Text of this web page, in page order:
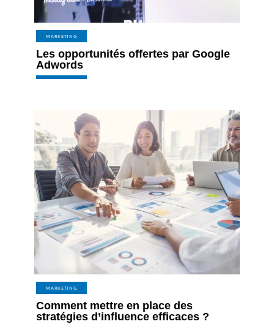
MARKETING
Les opportunités offertes par Google
Adwords
MARKETING
Comment mettre en place des
stratégies d’influence efficaces ?